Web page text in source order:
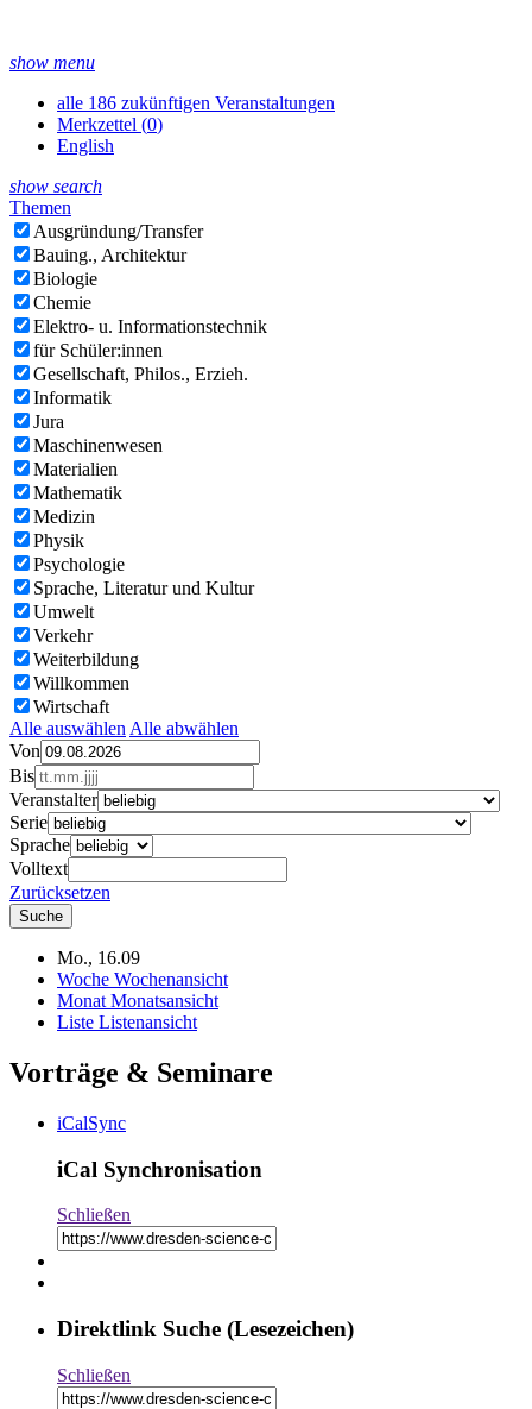
show menu
alle 186 zukünftigen Veranstaltungen
Merkzettel (0)
English
show search
Themen
Ausgründung/Transfer
Bauing., Architektur
Biologie
Chemie
Elektro- u. Informationstechnik
für Schüler:innen
Gesellschaft, Philos., Erzieh.
Informatik
Jura
Maschinenwesen
Materialien
Mathematik
Medizin
Physik
Psychologie
Sprache, Literatur und Kultur
Umwelt
Verkehr
Weiterbildung
Willkommen
Wirtschaft
Alle auswählen Alle abwählen
Von
Bis
Veranstalter
Serie
Sprache
Volltext
Zurücksetzen
Mo., 16.09
Woche Wochenansicht
Monat Monatsansicht
Liste Listenansicht
Vorträge & Seminare
iCalSync
iCal Synchronisation
Schließen
Direktlink Suche (Lesezeichen)
Schließen